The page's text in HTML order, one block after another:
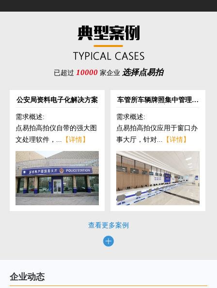
已超过 10000 家企业 选择点易拍
公安局资料电子化解决方案
需求概述:
点易拍高拍仪自带的强大图
文处理软件，... 【详情】
车管所车辆牌照集中管理解
需求概述:
点易拍高拍仪应用于窗口办
事大厅，针对... 【详情】
查看更多案例
企业动态